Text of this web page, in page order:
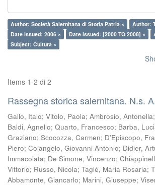
Author: Società Salernitana di Storia Patria ×
Author:
Date issued: 2006 ×
Date issued: [2000 TO 2008] ×
Subject: Cultura ×
Items 1-2 di 2
Rassegna storica salernitana. N.s.
Gallo, Italo; Vitolo, Paola; Ambrosio, Antonella;
Baldi, Agnello; Quarto, Francesco; Barba,
Graziano; Scocozza, Carmen; D'Episcopo,
Piero; Colangelo, Giovanni Antonio; Didier,
Immacolata; De Simone, Vincenzo;
Vittorio; Russo, Nicola; Taglé, Maria Rosaria;
Abbamonte, Giancarlo; Marini, Giuseppe;